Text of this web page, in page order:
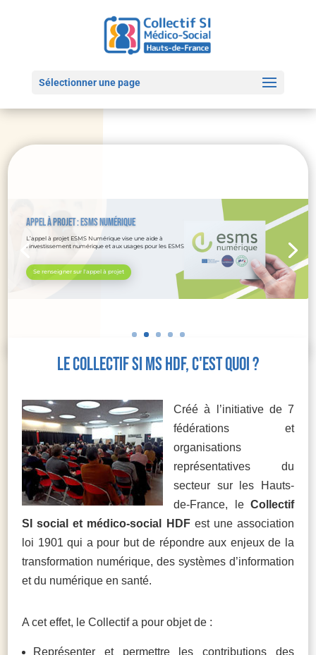
Sélectionner une page
Découvrez nos dossiers de vulgarisation sur des sujets clés tels que
le DMP, la MSS, l'INS et le dispositif SONS.
Simplifiez votre compréhension des enjeux de la santé numérique
avec ces ressources concises
Le collectif SI MS HDF, c'est quoi ?
Créé à l’initiative de 7
fédérations et
organisations
représentatives du
secteur sur les Hauts-
de-France, le Collectif
SI social et médico-social HDFest une association
loi 1901 qui a pour but de répondre aux enjeux de la
transformation numérique, des systèmes d’information
et du numérique en santé.
A cet effet, le Collectif a pour objet de :
Représenter et permettre les contributions des